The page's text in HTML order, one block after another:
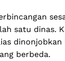
satu dinas.
dinonjobkan
berbeda.